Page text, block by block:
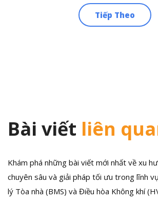
Tiếp Theo
Bài viết liên
Khám phá những bài viết mới nhất về xu
chuyên sâu và giải pháp tối ưu trong lĩnh
lý Tòa nhà (BMS) và Điều hòa Không khí